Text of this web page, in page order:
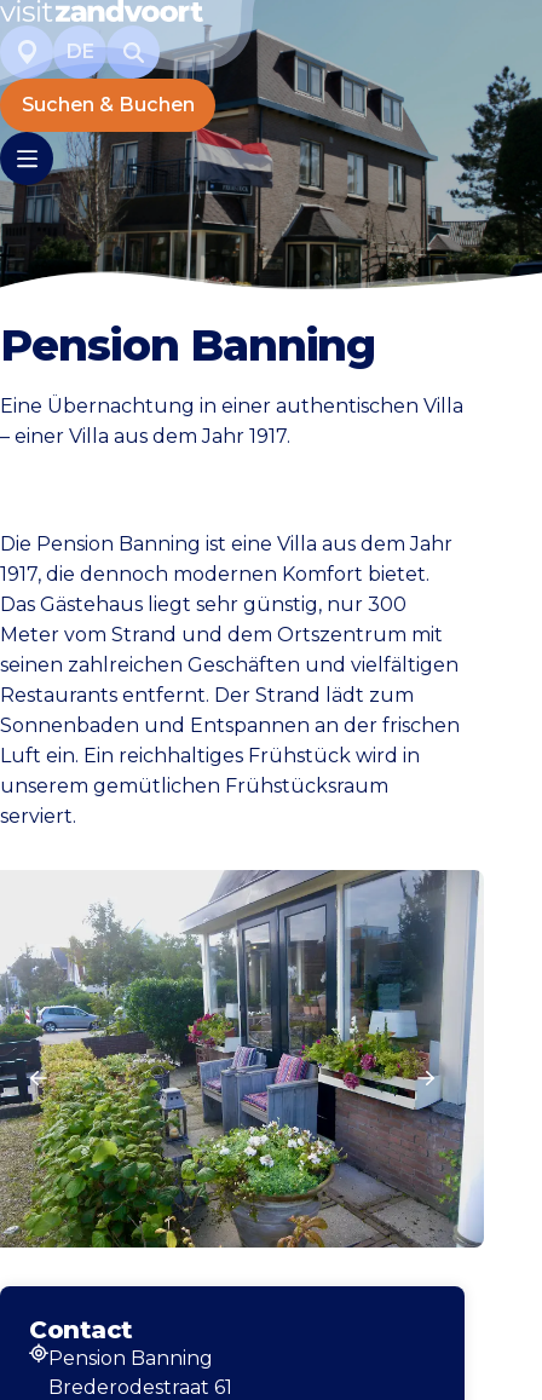
DE
Suchen & Buchen
Pension Banning
Eine Übernachtung in einer authentischen Villa
– einer Villa aus dem Jahr 1917.
Die Pension Banning ist eine Villa aus dem Jahr
1917, die dennoch modernen Komfort bietet.
Das Gästehaus liegt sehr günstig, nur 300
Meter vom Strand und dem Ortszentrum mit
seinen zahlreichen Geschäften und vielfältigen
Restaurants entfernt. Der Strand lädt zum
Sonnenbaden und Entspannen an der frischen
Luft ein. Ein reichhaltiges Frühstück wird in
unserem gemütlichen Frühstücksraum
serviert.
Contact
Adresse
Pension Banning
Brederodestraat 61